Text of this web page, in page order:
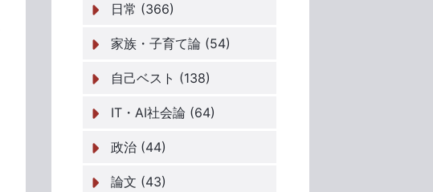
日常 (366)
家族・子育て論 (54)
自己ベスト (138)
IT・AI社会論 (64)
政治 (44)
論文 (43)